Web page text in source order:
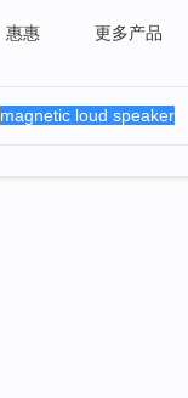
惠惠 更多产品